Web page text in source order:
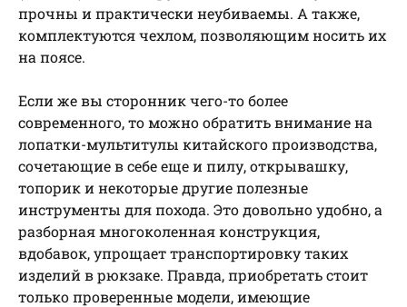
прочны и практически неубиваемы. А также,
комплектуются чехлом, позволяющим носить их
на поясе.
Если же вы сторонник чего-то более
современного, то можно обратить внимание на
лопатки-мультитулы китайского производства,
сочетающие в себе еще и пилу, открывашку,
топорик и некоторые другие полезные
инструменты для похода. Это довольно удобно, а
разборная многоколенная конструкция,
вдобавок, упрощает транспортировку таких
изделий в рюкзаке. Правда, приобретать стоит
только проверенные модели, имеющие